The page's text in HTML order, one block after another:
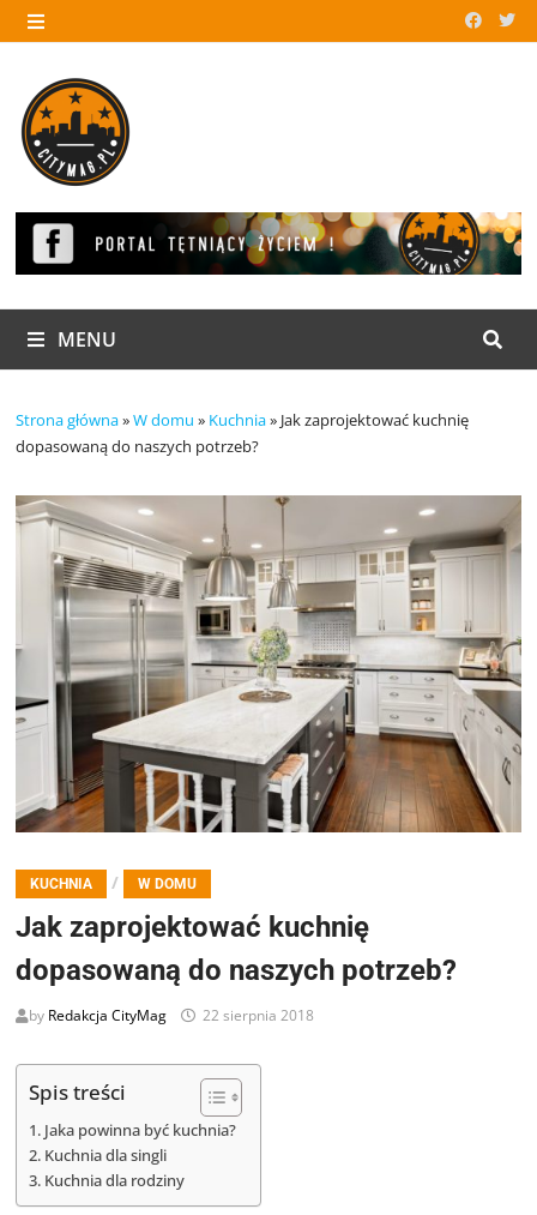
Skip
to
MENU
MENU
Strona główna»W domu » Kuchnia» Jak zaprojektować kuchnię
dopasowaną do naszych potrzeb?
KUCHNIA / W DOMU
Jak zaprojektować kuchnię
dopasowaną do naszych potrzeb?
by Redakcja CityMag 22 sierpnia 2018
Spis treści
Jaka powinna być kuchnia?
Kuchnia dla singli
Kuchnia dla rodziny